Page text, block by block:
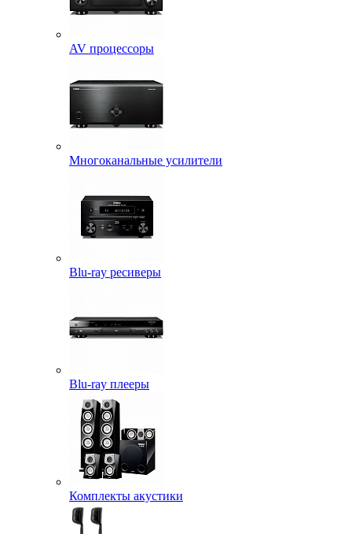
AV процессоры
Многоканальные усилители
Blu-ray ресиверы
Blu-ray плееры
Комплекты акустики